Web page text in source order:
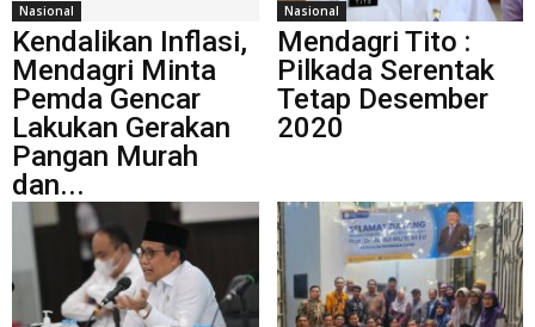
Nasional
Kendalikan Inflasi,
Mendagri Minta
Pemda Gencar
Lakukan Gerakan
Pangan Murah
dan...
Nasional
Mendagri Tito :
Pilkada Serentak
Tetap Desember
2020